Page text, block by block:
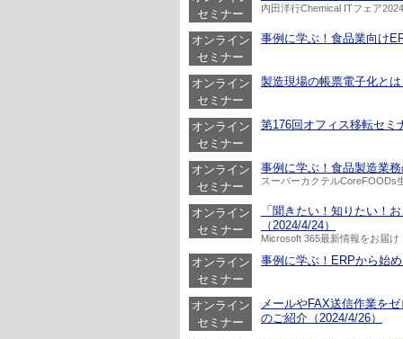
セミナー
内田洋行Chemical ITフェア
オンライン
セミナー
事例に学ぶ！食品業向け
オンライン
セミナー
製造現場の帳票電子化と
オンライン
セミナー
第176回オフィス移転セミ
オンライン
セミナー
事例に学ぶ！食品製造業
スーパーカクテルCoreFOODs
オンライン
セミナー
「聞きたい！知りたい！
（2024/4/24）
Microsoft 365最新情報をお届け
オンライン
セミナー
事例に学ぶ！ERPから始
オンライン
セミナー
メールやFAX送信作業を
のご紹介（2024/4/26）